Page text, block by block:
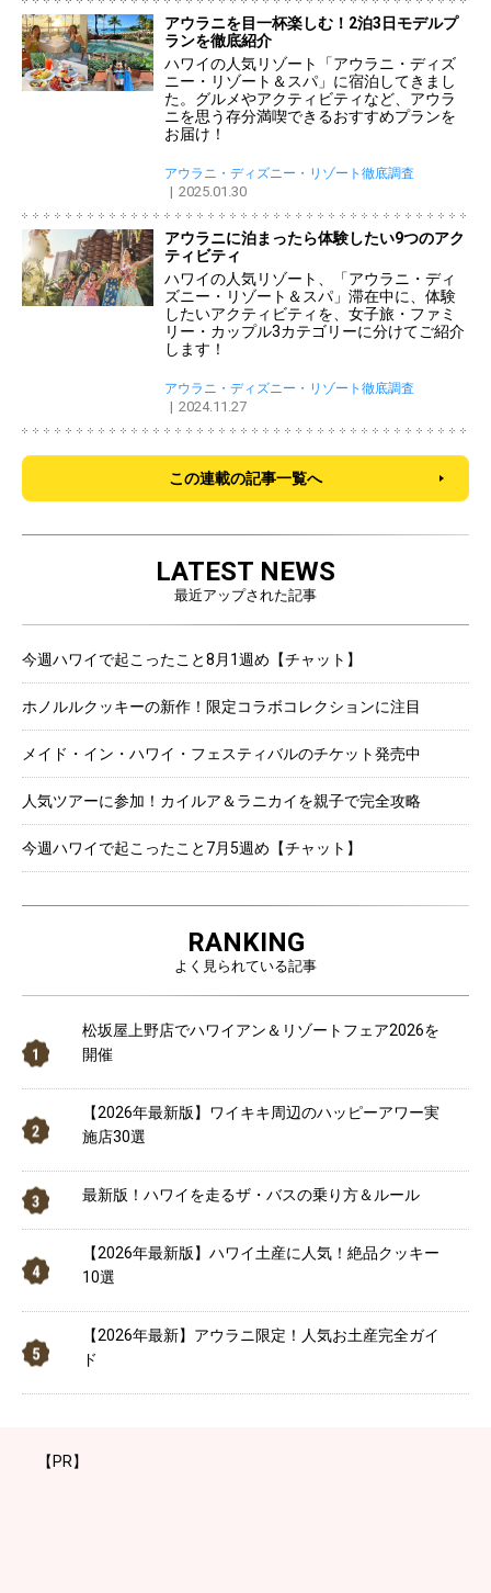
アウラニを目一杯楽しむ！2泊3日モデルプ
ランを徹底紹介
ハワイの人気リゾート「アウラニ・ディズ
ニー・リゾート＆スパ」に宿泊してきまし
た。グルメやアクティビティなど、アウラ
ニを思う存分満喫できるおすすめプランを
お届け！
アウラニ・ディズニー・リゾート徹底調査
2025.01.30
アウラニに泊まったら体験したい9つのアク
ティビティ
ハワイの人気リゾート、「アウラニ・ディ
ズニー・リゾート＆スパ」滞在中に、体験
したいアクティビティを、女子旅・ファミ
リー・カップル3カテゴリーに分けてご紹介
します！
アウラニ・ディズニー・リゾート徹底調査
2024.11.27
この連載の記事一覧へ
LATEST NEWS
最近アップされた記事
今週ハワイで起こったこと8月1週め【チャット】
ホノルルクッキーの新作！限定コラボコレクションに注目
メイド・イン・ハワイ・フェスティバルのチケット発売中
人気ツアーに参加！カイルア＆ラニカイを親子で完全攻略
今週ハワイで起こったこと7月5週め【チャット】
RANKING
よく見られている記事
松坂屋上野店でハワイアン＆リゾートフェア2026を
開催
【2026年最新版】ワイキキ周辺のハッピーアワー実
施店30選
最新版！ハワイを走るザ・バスの乗り方＆ルール
【2026年最新版】ハワイ土産に人気！絶品クッキー
10選
【2026年最新】アウラニ限定！人気お土産完全ガイ
ド
【PR】